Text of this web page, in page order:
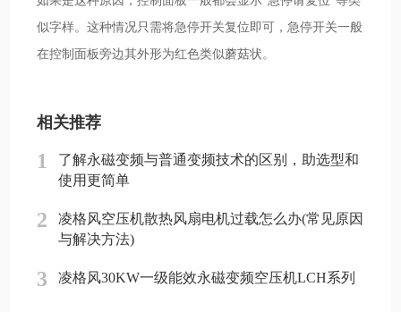
似字样。这种情况只需将急停开关复位即可，急停开关一般
在控制面板旁边其外形为红色类似蘑菇状。
相关推荐
1
了解永磁变频与普通变频技术的区别，助选型和
使用更简单
2
凌格风空压机散热风扇电机过载怎么办(常见原因
与解决方法)
3 凌格风30KW一级能效永磁变频空压机LCH系列